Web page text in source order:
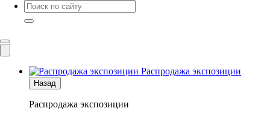
Распродажа экспозиции
Назад
Распродажа экспозиции